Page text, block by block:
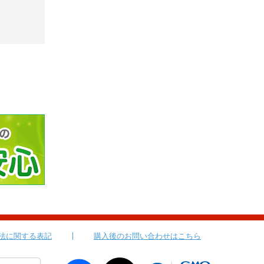
に関する表記 購入後のお問い合わせはこちら